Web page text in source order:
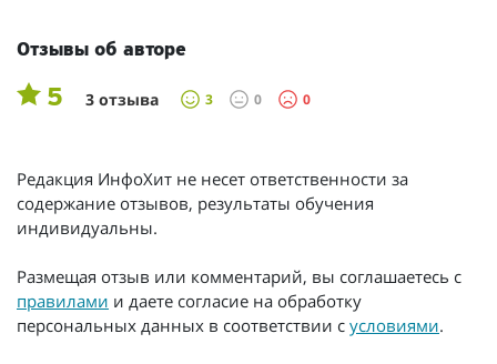
Отзывы об авторе
5 3 отзыва 3 0 0
Редакция ИнфоХит не несет ответственности за
содержание отзывов, результаты обучения
индивидуальны.
Размещая отзыв или комментарий, вы соглашаетесь с
правилами и даете согласие на обработку
персональных данных в соответствии с условиями.